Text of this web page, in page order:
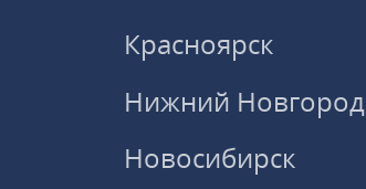
Красноярск
Нижний Новгород
Новосибирск